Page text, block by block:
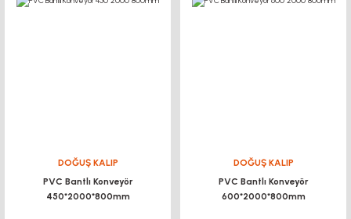
DOĞUŞ KALIP
PVC Bantlı Konveyör
450*2000*800mm
DOĞUŞ KALIP
PVC Bantlı Konveyör
600*2000*800mm